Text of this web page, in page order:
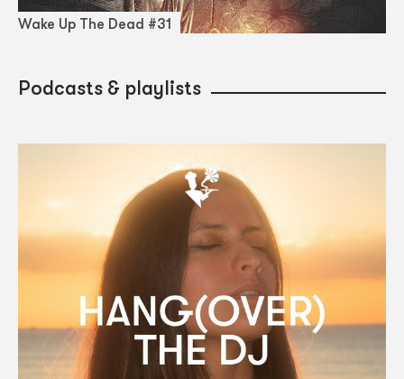
Wake Up The Dead #31
Podcasts & playlists